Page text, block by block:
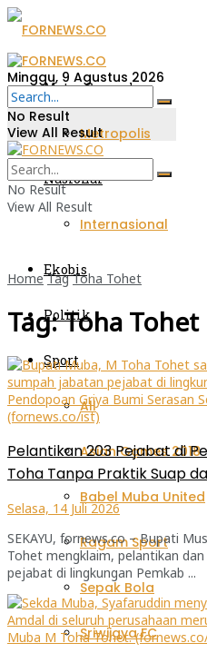
Metro Sumsel
Metropolis
Nasional
Internasional
Ekobis
Politik
Sport
All
Asian Games 2018
Babel Muba United
Ragam Sport
Sepak Bola
Sriwijaya FC
Minggu, 9 Agustus 2026
No Result
View All Result
No Result
View All Result
Home Tag Toha Tohet
Tag:Toha Tohet
Pelantikan 203 Pejabat di
Toha Tanpa Praktik Suap
Selasa, 14 Juli 2026
SEKAYU, fornews.co – Bupati
Tohet mengklaim, pelantikan
pejabat di lingkungan Pemkab ...